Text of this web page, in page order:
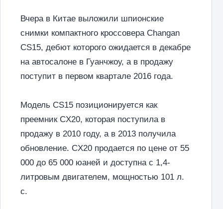
Вчера в Китае выложили шпионские
снимки компактного кроссовера Changan
CS15, дебют которого ожидается в декабре
на автосалоне в Гуанчжоу, а в продажу
поступит в первом квартале 2016 года.
Модель CS15 позиционируется как
преемник CX20, которая поступила в
продажу в 2010 году, а в 2013 получила
обновление. CX20 продается по цене от 55
000 до 65 000 юаней и доступна с 1,4-
литровым двигателем, мощностью 101 л.
с.